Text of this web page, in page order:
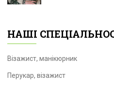
НАШІ
Візажист, манікюрник
Перукар, візажист